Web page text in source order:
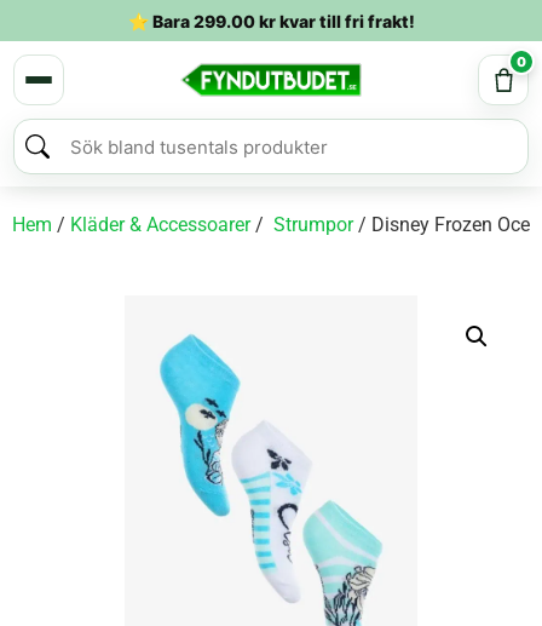
⭐ Bara299.00krkvar till fri frakt!
0
Hem / Kläder & Accessoarer/ Strumpor/ Disney Frozen